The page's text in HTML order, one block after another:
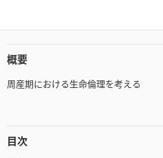
概要
周産期における生命倫理を考える
目次